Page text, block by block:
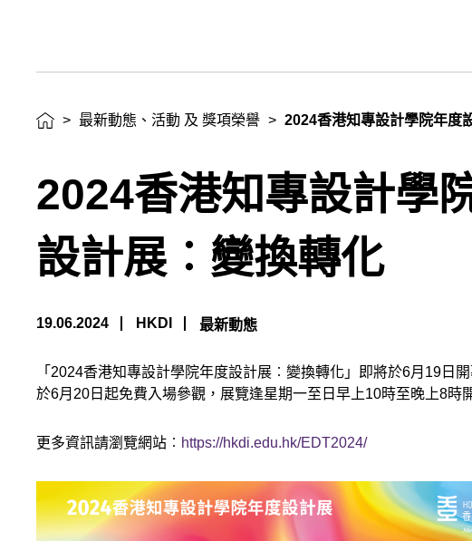
態、
> 最新動態、活動 及 獎項榮譽 > 2024香港知專設計學院年度
2024香港知專設計學
設計展︰變換轉化
19.06.2024 HKDI 最新動態
「 2024香港知專設計學院年度設計展︰變換轉化」即將於6月 19 日
於6月 20 日起免費入場參觀，展覽逢星期一至日早上10時至晚上8時
更多資訊請瀏覽網站︰ https://hkdi.edu.hk/EDT2024/